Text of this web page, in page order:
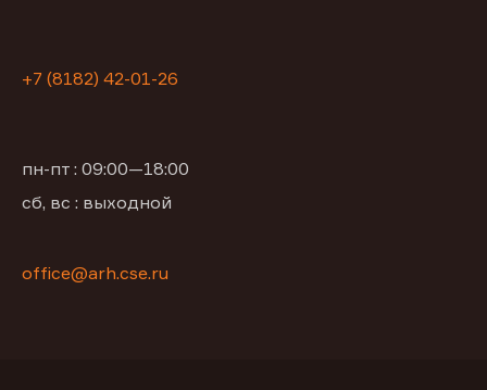
+7 (8182) 42-01-26
пн-пт : 09:00—18:00
сб, вс : выходной
office@arh.cse.ru